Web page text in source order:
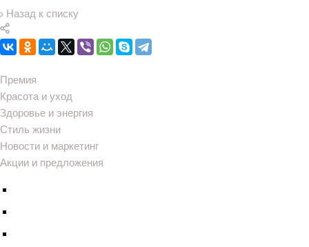
Назад к списку
Премия
Красота и уход
Здоровье и энергия
Стиль жизни
Новости и маркетинг
Акции и предложения